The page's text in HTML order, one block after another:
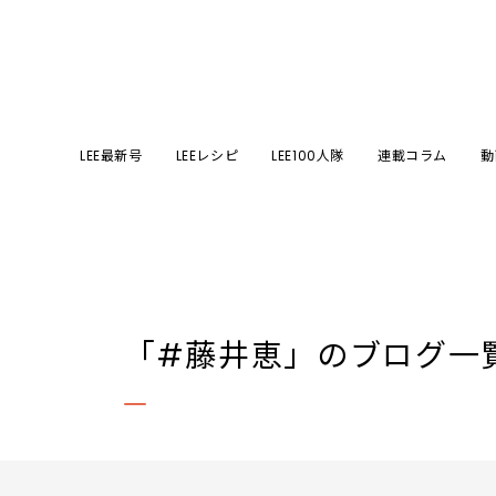
LEE最新号 LEEレシピ LEE100人隊 連載コラム
「#藤井恵」 のブログ一